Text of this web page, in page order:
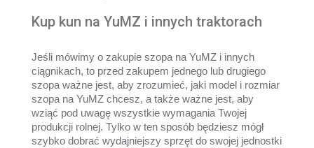
Kup kun na YuMZ i innych traktorach
Jeśli mówimy o zakupie szopa na YuMZ i innych
ciągnikach, to przed zakupem jednego lub drugiego
szopa ważne jest, aby zrozumieć, jaki model i rozmiar
szopa na YuMZ chcesz, a także ważne jest, aby
wziąć pod uwagę wszystkie wymagania Twojej
produkcji rolnej. Tylko w ten sposób będziesz mógł
szybko dobrać wydajniejszy sprzęt do swojej jednostki